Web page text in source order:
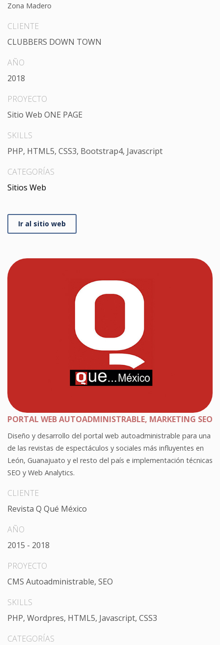
Zona Madero
CLIENTE
CLUBBERS DOWN TOWN
AÑO
2018
PROYECTO
Sitio Web ONE PAGE
SKILLS
PHP, HTML5, CSS3, Bootstrap4, Javascript
CATEGORÍAS
Sitios Web
Ir al sitio web
PORTAL WEB AUTOADMINISTRABLE, MARKETING SEO
Diseño y desarrollo del portal web autoadministrable para una
de las revistas de espectáculos y sociales más influyentes en
León, Guanajuato y el resto del país e implementación técnicas
SEO y Web Analytics.
CLIENTE
Revista Q Qué México
AÑO
2015 - 2018
PROYECTO
CMS Autoadministrable, SEO
SKILLS
PHP, Wordpres, HTML5, Javascript, CSS3
CATEGORÍAS